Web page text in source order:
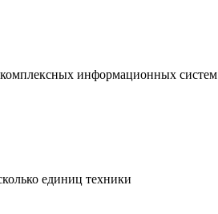
комплексных информационных систем
единиц техники